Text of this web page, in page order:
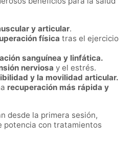
y articular.
física tras el ejercicio
sanguínea y linfática.
nerviosa y el estrés.
y la movilidad articular.
recuperación más rápida y
desde la primera sesión,
potencia con tratamientos